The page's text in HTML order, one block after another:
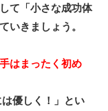
て「小さな成功体
いきましょう。
手はまったく初め
優しく！」とい